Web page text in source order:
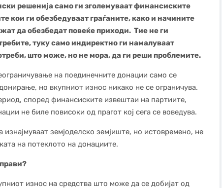
решенија само ги зголемуваат финансиските
кои ги обезбедуваат граѓаните, како и начините
да обезбедат повеќе приходи. Тие не ги
туку само индиректно ги намалуваат
што може, но не мора, да ги реши проблемите.
на поединечните донации само се
но вкупниот износ никако не се ограничува.
според финансиските извештаи на партиите,
не биле повисоки од прагот кој сега се воведува.
земјоделско земјиште, но истовремено, не
на потеклото на донациите.
износ на средства што може да се добијат од